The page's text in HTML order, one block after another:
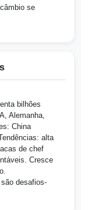
se
bilhões
Alemanha,
China
alta
de chef
Cresce
desafios-